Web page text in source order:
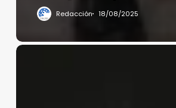
Redacción 18/08/2025
EE.UU.